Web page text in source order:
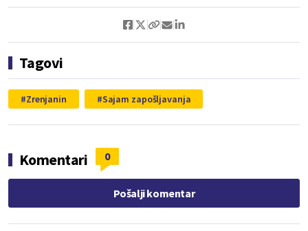
Tagovi
Zrenjanin Sajam zapošljavanja
Komentari 0
Pošalji komentar